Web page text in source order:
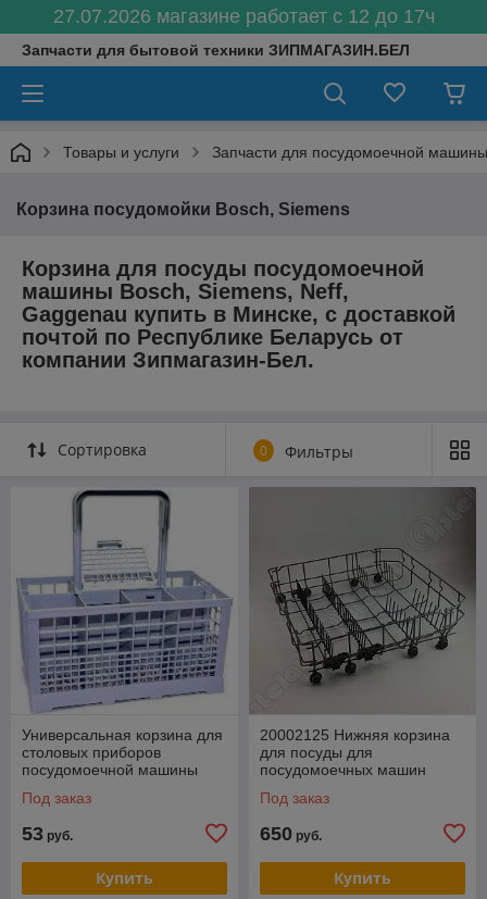
27.07.2026 магазине работает с 12 до 17ч
Запчасти для бытовой техники ЗИПМАГАЗИН.БЕЛ
Товары и услуги Запчасти для посудомоечной машины
Корзина посудомойки Bosch, Siemens
Корзина для посуды посудомоечной
машины Bosch, Siemens, Neff,
Gaggenau купить в Минске, с доставкой
почтой по Республике Беларусь от
компании Зипмагазин-Бел.
Сортировка 0 Фильтры
Универсальная корзина для
столовых приборов
посудомоечной машины
00540124
Под заказ
53 руб.
Купить
20002125 Нижняя корзина
для посуды для
посудомоечных машин
Под заказ
650 руб.
Купить